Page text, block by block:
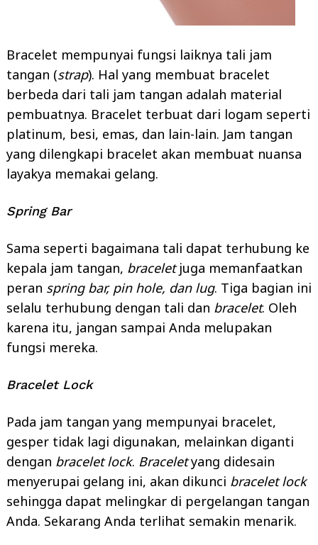
Bracelet mempunyai fungsi laiknya tali jam
tangan (strap). Hal yang membuat bracelet
berbeda dari tali jam tangan adalah material
pembuatnya. Bracelet terbuat dari logam seperti
platinum, besi, emas, dan lain-lain. Jam tangan
yang dilengkapi bracelet akan membuat nuansa
layakya memakai gelang.
Spring Bar
Sama seperti bagaimana tali dapat terhubung ke
kepala jam tangan, braceletjuga memanfaatkan
peran spring bar, pin hole, dan lug. Tiga bagian ini
selalu terhubung dengan tali dan bracelet. Oleh
karena itu, jangan sampai Anda melupakan
fungsi mereka.
Bracelet Lock
Pada jam tangan yang mempunyai bracelet,
gesper tidak lagi digunakan, melainkan diganti
dengan bracelet lock. Braceletyang didesain
menyerupai gelang ini, akan dikunci bracelet lock
sehingga dapat melingkar di pergelangan tangan
Anda. Sekarang Anda terlihat semakin menarik.